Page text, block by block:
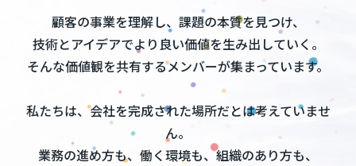
顧客の事業を理解し、課題の本質を見つけ、
技術とアイデアでより良い価値を生み出していく。
そんな価値観を共有するメンバーが集まっています。
私たちは、会社を完成された場所だとは考えていませ
ん。
業務の進め方も、働く環境も、組織のあり方も、